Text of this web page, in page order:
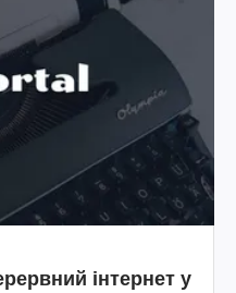
інтернет у